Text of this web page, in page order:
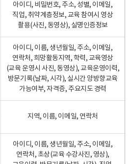
아이디, 비밀번호, 주소, 성별, 이메일,
직업, 취약계층정보, 교육 참여시 영상
촬용(사진, 동영상), 실명인증정보
아이디, 이름, 생년월일, 주소, 이메일,
연락처, 희망활동지역, 학력, 교육영상
(교육 운영시 사진, 동영상), 교육운영이력,
방문기록(날짜, 시각), 실시간 양방향교육
가능여부, 자격증, 주요지도 경력
지역, 이름, 이메일, 연락처
아이디, 이름, 생년월일, 주소, 이메일,
연락처, 초상(교육 수강사진, 영상),